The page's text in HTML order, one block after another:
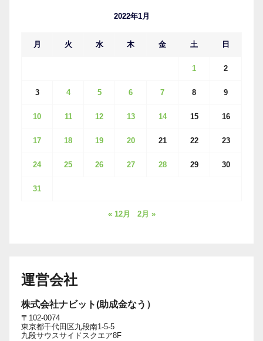
2022年1月
月 火 水 木 金 土 日
1 2
3 4 5 6 7 8 9
10 11 12 13 14 15 16
17 18 19 20 21 22 23
24 25 26 27 28 29 30
31
« 12月 2月 »
運営会社
株式会社ナビット(助成金なう）
〒102-0074
東京都千代田区九段南1-5-5
九段サウスサイドスクエア8F